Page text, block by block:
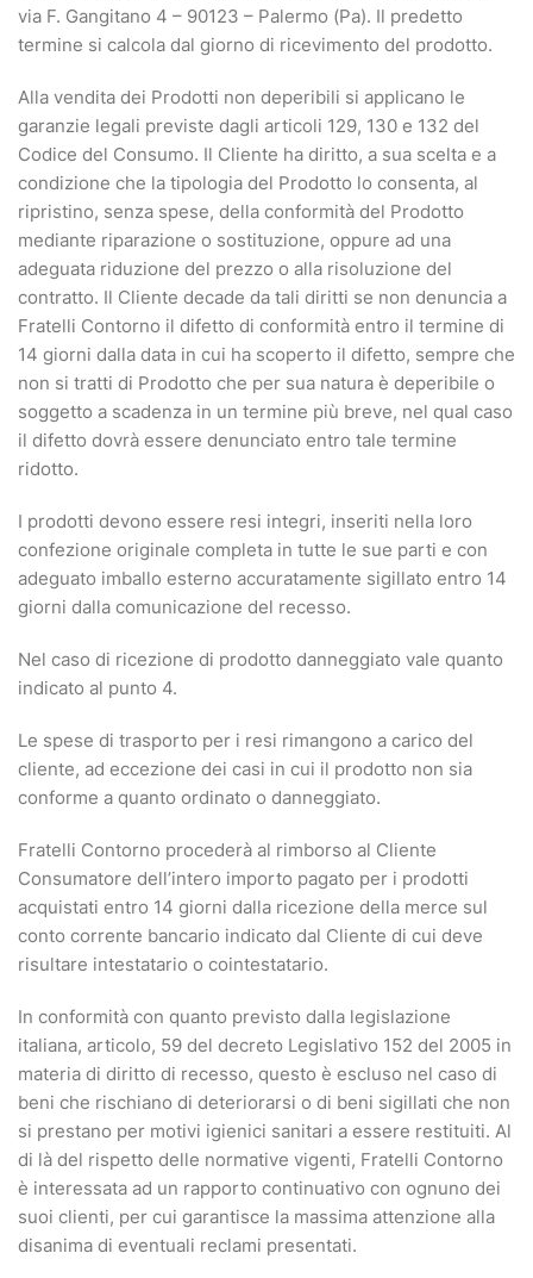
via F. Gangitano 4 – 90123 – Palermo (Pa). Il predetto
termine si calcola dal giorno di ricevimento del prodotto.
Alla vendita dei Prodotti non deperibili si applicano le
garanzie legali previste dagli articoli 129, 130 e 132 del
Codice del Consumo. Il Cliente ha diritto, a sua scelta e a
condizione che la tipologia del Prodotto lo consenta, al
ripristino, senza spese, della conformità del Prodotto
mediante riparazione o sostituzione, oppure ad una
adeguata riduzione del prezzo o alla risoluzione del
contratto. Il Cliente decade da tali diritti se non denuncia a
Fratelli Contorno il difetto di conformità entro il termine di
14 giorni dalla data in cui ha scoperto il difetto, sempre che
non si tratti di Prodotto che per sua natura è deperibile o
soggetto a scadenza in un termine più breve, nel qual caso
il difetto dovrà essere denunciato entro tale termine
ridotto.
I prodotti devono essere resi integri, inseriti nella loro
confezione originale completa in tutte le sue parti e con
adeguato imballo esterno accuratamente sigillato entro 14
giorni dalla comunicazione del recesso.
Nel caso di ricezione di prodotto danneggiato vale quanto
indicato al punto 4.
Le spese di trasporto per i resi rimangono a carico del
cliente, ad eccezione dei casi in cui il prodotto non sia
conforme a quanto ordinato o danneggiato.
Fratelli Contorno procederà al rimborso al Cliente
Consumatore dell’intero importo pagato per i prodotti
acquistati entro 14 giorni dalla ricezione della merce sul
conto corrente bancario indicato dal Cliente di cui deve
risultare intestatario o cointestatario.
In conformità con quanto previsto dalla legislazione
italiana, articolo, 59 del decreto Legislativo 152 del 2005 in
materia di diritto di recesso, questo è escluso nel caso di
beni che rischiano di deteriorarsi o di beni sigillati che non
si prestano per motivi igienici sanitari a essere restituiti. Al
di là del rispetto delle normative vigenti, Fratelli Contorno
è interessata ad un rapporto continuativo con ognuno dei
suoi clienti, per cui garantisce la massima attenzione alla
disanima di eventuali reclami presentati.